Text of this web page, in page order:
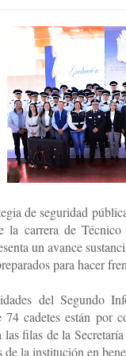
de seguridad
la carrera de
un avance
para hacer
del Segundo
cadetes están por
las filas de la
de la institución en